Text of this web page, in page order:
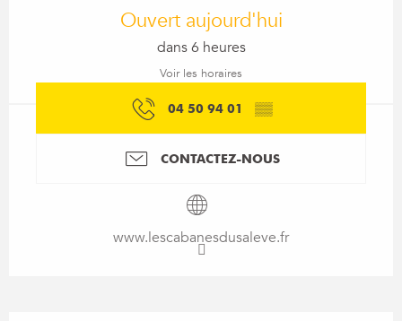
Ouvert aujourd'hui
dans 6 heures
Voir les horaires
04 50 94 01 ▒▒
CONTACTEZ-NOUS
www.lescabanesdusaleve.fr